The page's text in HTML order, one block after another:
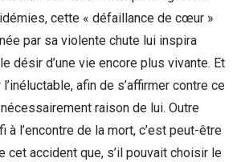
cette « défaillance de cœur »
par sa violente chute lui inspira
désir d’une vie encore plus vivante. Et
afin de s’affirmer contre ce
raison de lui. Outre
l’encontre de la mort, c’est peut-être
cet accident que, s’il pouvait choisir le